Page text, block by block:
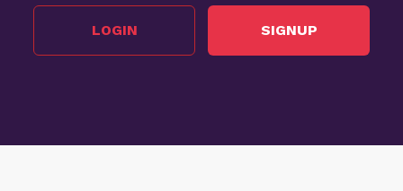
LOGIN SIGNUP